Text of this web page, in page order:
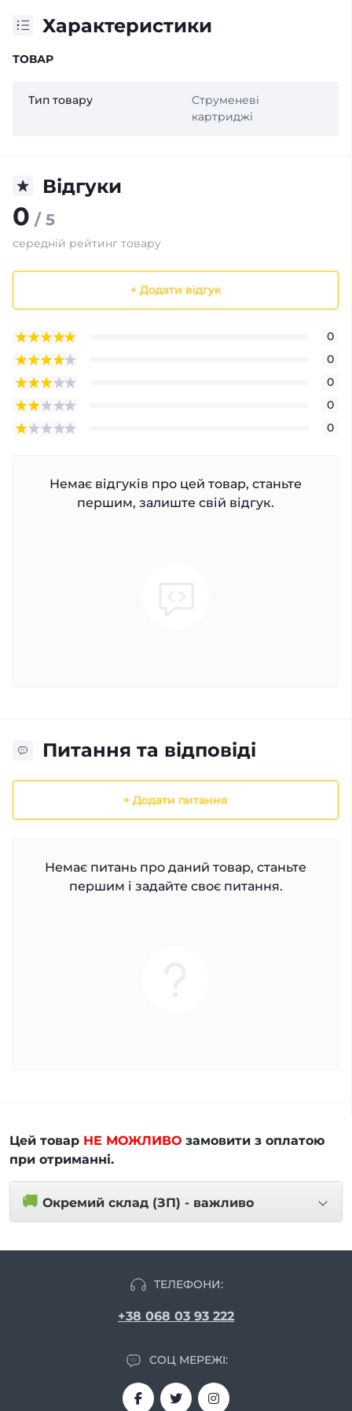
Характеристики
ТОВАР
Тип товару
Струменеві
картриджі
Відгуки
0 / 5
середній рейтинг товару
+ Додати відгук
0
0
0
0
0
Немає відгуків про цей товар, станьте
першим, залиште свій відгук.
Питання та відповіді
+ Додати питання
Немає питань про даний товар, станьте
першим і задайте своє питання.
Цей товар НЕ МОЖЛИВО замовити з оплатою
при отриманні.
🚚 Окремий склад (ЗП) - важливо
ТЕЛЕФОНИ:
+38 068 03 93 222
СОЦ МЕРЕЖІ: